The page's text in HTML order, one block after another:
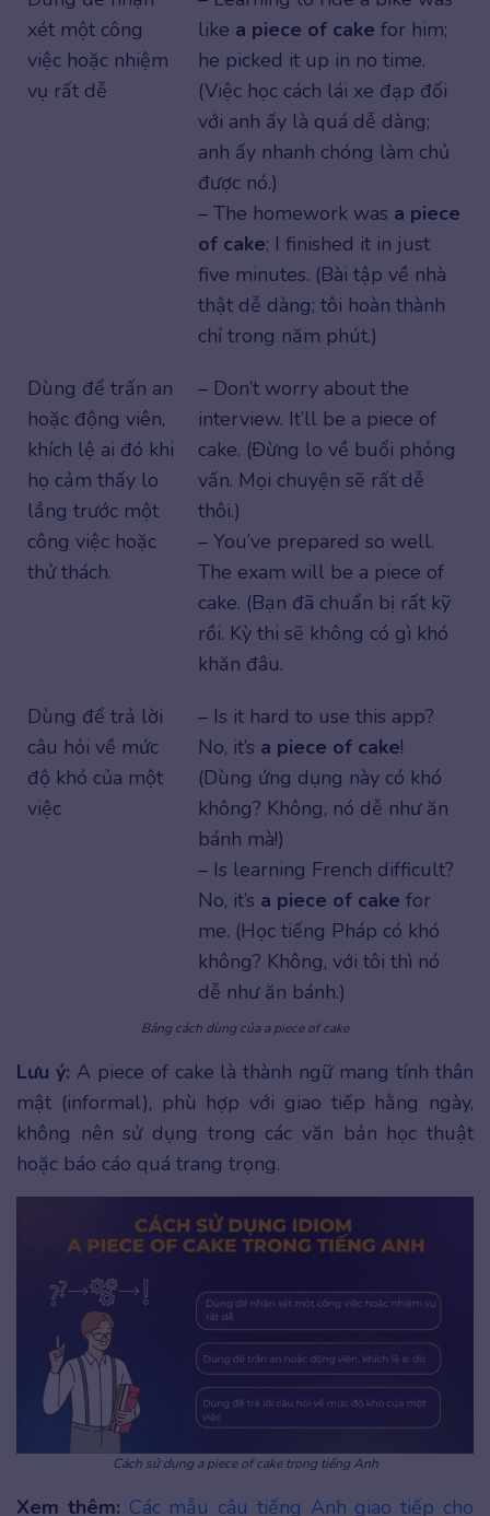
xét một công
việc hoặc nhiệm
vụ rất dễ
like a piece of cake for him;
he picked it up in no time.
(Việc học cách lái xe đạp đối
với anh ấy là quá dễ dàng;
anh ấy nhanh chóng làm chủ
được nó.)
– The homework was a piece
of cake; I finished it in just
five minutes. (Bài tập về nhà
thật dễ dàng; tôi hoàn thành
chỉ trong năm phút.)
Dùng để trấn an
hoặc động viên,
khích lệ ai đó khi
họ cảm thấy lo
lắng trước một
công việc hoặc
thử thách.
– Don’t worry about the
interview. It’ll be a piece of
cake. (Đừng lo về buổi phỏng
vấn. Mọi chuyện sẽ rất dễ
thôi.)
– You’ve prepared so well.
The exam will be a piece of
cake. (Bạn đã chuẩn bị rất kỹ
rồi. Kỳ thi sẽ không có gì khó
khăn đâu.
Dùng để trả lời
câu hỏi về mức
độ khó của một
việc
– Is it hard to use this app?
No, it’s a piece of cake!
(Dùng ứng dụng này có khó
không? Không, nó dễ như ăn
bánh mà!)
– Is learning French difficult?
No, it’s a piece of cake for
me. (Học tiếng Pháp có khó
không? Không, với tôi thì nó
dễ như ăn bánh.)
Bảng cách dùng của a piece of cake
Lưu ý: A piece of cake là thành ngữ mang tính thân
mật (informal), phù hợp với giao tiếp hằng ngày,
không nên sử dụng trong các văn bản học thuật
hoặc báo cáo quá trang trọng.
Cách sử dụng a piece of cake trong tiếng Anh
Xem thêm: Các mẫu câu tiếng Anh giao tiếp cho